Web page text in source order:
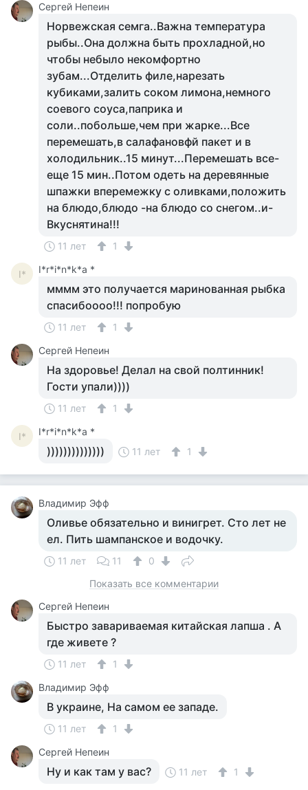
Сергей Непеин
Норвежская семга..Важна температура
рыбы..Она должна быть прохладной,но
чтобы небыло некомфортно
зубам...Отделить филе,нарезать
кубиками,залить соком лимона,немного
соевого соуса,паприка и
соли..побольше,чем при жарке...Все
перемешать,в салафановфй пакет и в
холодильник..15 минут...Перемешать все-
еще 15 мин..Потом одеть на деревянные
шпажки вперемежку с оливками,положить
на блюдо,блюдо -на блюдо со снегом..и-
Вкуснятина!!!
11 лет 1
I* I*r*i*n*k*a *
мммм это получается маринованная рыбка
спасибоооо!!! попробую
11 лет
1
Сергей Непеин
На здоровье! Делал на свой полтинник!
Гости упали))))
11 лет 1
I* I*r*i*n*k*a *
)))))))))))))) 11 лет 1
Владимир Эфф
Оливье обязательно и винигрет. Сто лет не
ел. Пить шампанское и водочку.
11 лет 11
0
Показать все комментарии
Сергей Непеин
Быстро завариваемая китайская лапша . А
где живете ?
11 лет
1
Владимир Эфф
В украине, На самом ее западе.
11 лет
1
Сергей Непеин
Ну и как там у вас? 11 лет 1